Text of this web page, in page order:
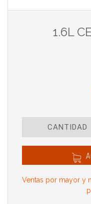
1.6L
CANTIDAD
Ventas por mayor y